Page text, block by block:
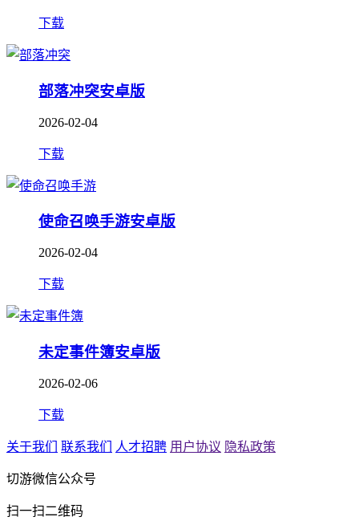
下载
部落冲突安卓版
2026-02-04
下载
使命召唤手游安卓版
2026-02-04
下载
未定事件簿安卓版
2026-02-06
下载
关于我们 联系我们 人才招聘 用户协议 隐私政策
切游微信公众号
扫一扫二维码